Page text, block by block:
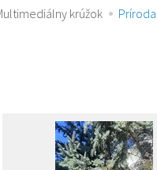
krúžok Príroda